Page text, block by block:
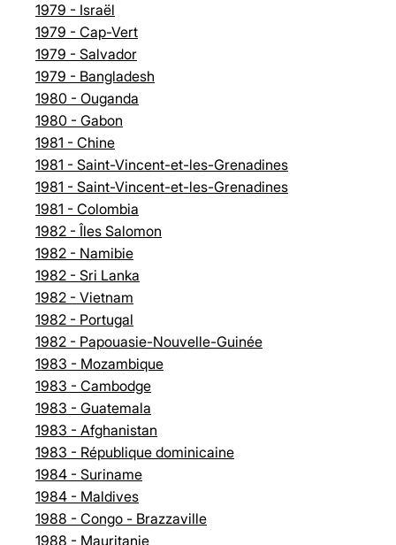
1979 - Israël
1979 - Cap-Vert
1979 - Salvador
1979 - Bangladesh
1980 - Ouganda
1980 - Gabon
1981 - Chine
1981 - Saint-Vincent-et-les-Grenadines
1981 - Saint-Vincent-et-les-Grenadines
1981 - Colombia
1982 - Îles Salomon
1982 - Namibie
1982 - Sri Lanka
1982 - Vietnam
1982 - Portugal
1982 - Papouasie-Nouvelle-Guinée
1983 - Mozambique
1983 - Cambodge
1983 - Guatemala
1983 - Afghanistan
1983 - République dominicaine
1984 - Suriname
1984 - Maldives
1988 - Congo - Brazzaville
1988 - Mauritanie